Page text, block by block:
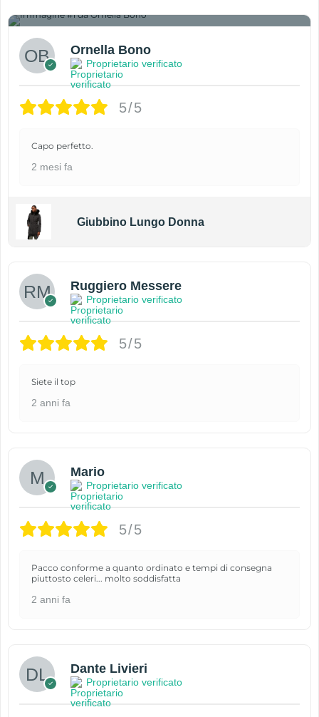
Ornella Bono
Proprietario verificato
5/5
Capo perfetto.
2 mesi fa
Giubbino Lungo Donna
Ruggiero Messere
Proprietario verificato
5/5
Siete il top
2 anni fa
Mario
Proprietario verificato
5/5
Pacco conforme a quanto ordinato e tempi di consegna
piuttosto celeri... molto soddisfatta
2 anni fa
Dante Livieri
Proprietario verificato